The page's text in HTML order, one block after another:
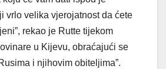
vrlo velika vjerojatnost da ćete
rekao je Rutte tijekom
u Kijevu, obraćajući se
i njihovim obiteljima”.